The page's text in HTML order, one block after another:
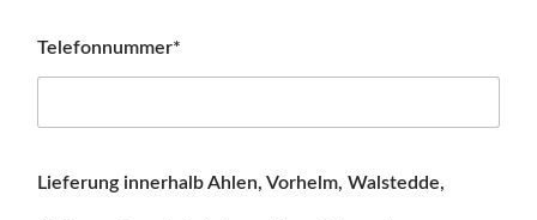
Telefonnummer*
Lieferung innerhalb Ahlen, Vorhelm, Walstedde,